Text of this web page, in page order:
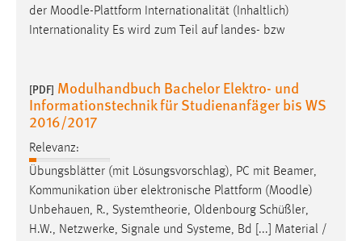
der Moodle-Plattform Internationalität (Inhaltlich)
Internationality Es wird zum Teil auf landes- bzw
[PDF] Modulhandbuch Bachelor Elektro- und
Informationstechnik für Studienanfäger bis WS
2016/2017
Relevanz:
Übungsblätter (mit Lösungsvorschlag), PC mit Beamer,
Kommunikation über elektronische Plattform (Moodle)
Unbehauen, R., Systemtheorie, Oldenbourg Schüßler,
H.W., Netzwerke, Signale und Systeme, Bd [...] Material /